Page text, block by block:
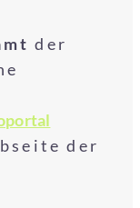
der
der